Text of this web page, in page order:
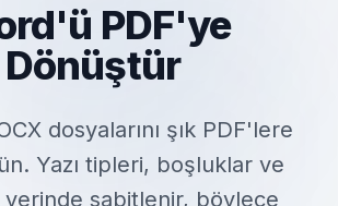
PDF'ye
Dönüştür
dosyalarını şık PDF'lere
Yazı tipleri, boşluklar ve
sabitlenir, böylece